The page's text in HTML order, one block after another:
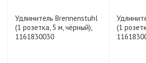
Удлинитель Brennenstuhl
(1 розетка, 5 м, чёрный),
1161830030
(1